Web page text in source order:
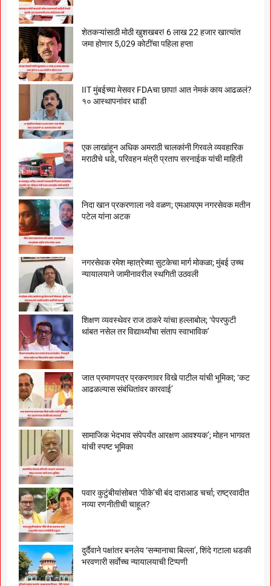
शेतकऱ्यांसाठी मोठी खुशखबर! 6 लाख 22 हजार खात्यांत
जमा होणार 5,029 कोटींचा पहिला हप्ता
IIT मुंबईच्या मेसवर FDAचा छापा! आत नेमकं काय आढळलं?
१० आस्थापनांवर धाडी
एक लाखांहून अधिक अमराठी चालकांनी गिरवले व्यवहारिक
मराठीचे धडे, परिवहन मंत्री प्रताप सरनाईक यांची माहिती
निदा खान प्रकरणाला नवे वळण; एमआयएम नगरसेवक मतीन
पटेल यांना अटक
नगरसेवक रमेश म्हात्रेच्या सुटकेचा मार्ग मोकळा; मुंबई उच्च
न्यायालयाने जामीनावरील स्थगिती उठवली
शिक्षण व्यवस्थेवर राज ठाकरे यांचा हल्लाबोल; ‘पेपरफुटी
थांबत नसेल तर विद्यार्थ्यांचा संताप स्वाभाविक’
जात प्रमाणपत्र प्रकरणावर विखे पाटील यांची भूमिका; ‘कट
आढळल्यास संबंधितांवर कारवाई’
सामाजिक भेदभाव संपेपर्यंत आरक्षण आवश्यक’; मोहन भागवत
यांची स्पष्ट भूमिका
पवार कुटुंबीयांसोबत ‘पीके’ची बंद दाराआड चर्चा; राष्ट्रवादीत
नव्या रणनीतीची चाहूल?
दुर्दैवाने पक्षांतर बनलेय ‘सन्मानाचा बिल्ला’, शिंदे गटाला धडकी
भरवणारी सर्वाेच्च न्यायालयाची टिप्पणी